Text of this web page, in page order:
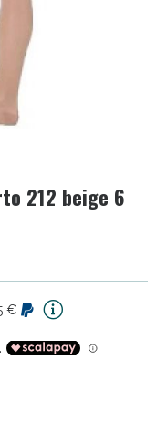
212 beige 6
€
extra fino al